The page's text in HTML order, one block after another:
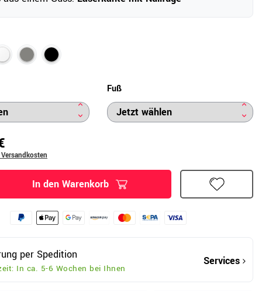
Fuß
In den Warenkorb
per Spedition
In ca. 5-6 Wochen bei Ihnen
Services